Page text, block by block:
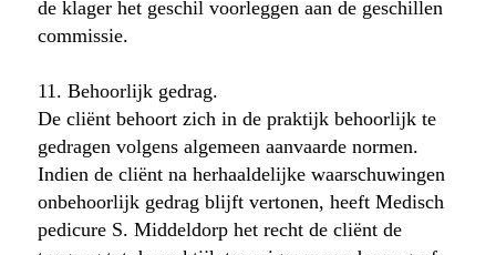
de klager het geschil voorleggen aan de geschillen
commissie.
11. Behoorlijk gedrag.
De cliënt behoort zich in de praktijk behoorlijk te
gedragen volgens algemeen aanvaarde normen.
Indien de cliënt na herhaaldelijke waarschuwingen
onbehoorlijk gedrag blijft vertonen, heeft Medisch
pedicure S. Middeldorp het recht de cliënt de